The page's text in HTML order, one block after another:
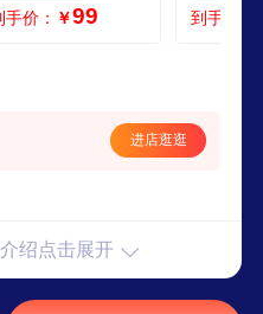
手价： ￥99
备录音
到手价：
进店逛逛
绍点击展开